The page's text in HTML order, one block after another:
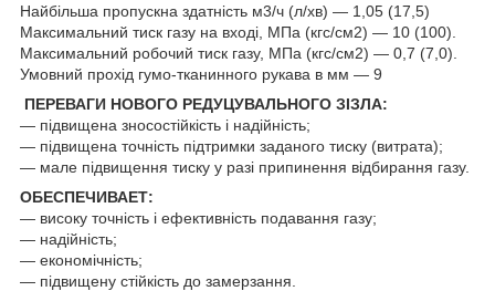
Найбільша пропускна здатність м3/ч (л/хв) — 1,05 (17,5)
Максимальний тиск газу на вході, МПа (кгс/см2) ― 10 (100).
Максимальний робочий тиск газу, МПа (кгс/см2) ― 0,7 (7,0).
Умовний прохід гумо-тканинного рукава в мм — 9
ПЕРЕВАГИ НОВОГО РЕДУЦУВАЛЬНОГО ЗІЗЛА:
— підвищена зносостійкість і надійність;
― підвищена точність підтримки заданого тиску (витрата);
― мале підвищення тиску у разі припинення відбирання газу.
ОБЕСПЕЧИВАЕТ:
― високу точність і ефективність подавання газу;
― надійність;
― економічність;
― підвищену стійкість до замерзання.